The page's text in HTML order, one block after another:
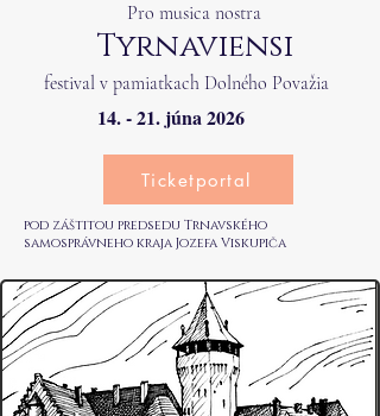
festival v pamiatkach Dolného Považia
14. - 21. júna 2026
Ticketportal
Tyrnaviensi
Pro musica nostra
pod záštitou predsedu Trnavského
samosprávneho kraja Jozefa Viskupiča